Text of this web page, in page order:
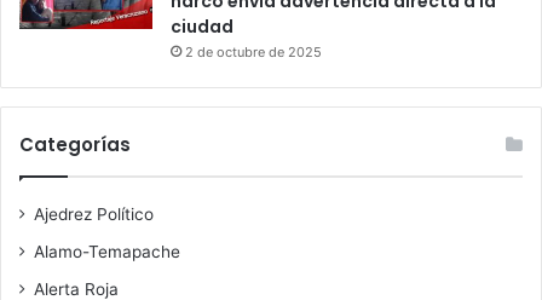
ciudad
2 de octubre de 2025
Categorías
Ajedrez Político
Alamo-Temapache
Alerta Roja